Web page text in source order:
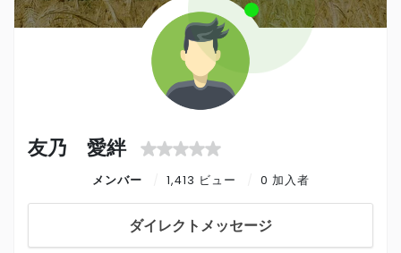
友乃 愛絆
メンバー 1,413 ビュー 0 加入者
ダイレクトメッセージ